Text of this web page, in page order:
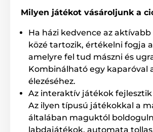
Alkalmas macskáknak és
Könnyen hozzáférhető elemek
Beépített érzékelők az akadályok
Korlátlan szórakozás
A termék hátrányai:
A csomag nem tartalmazza az elemet
Milyen játékot vásároljunk a
Ha házi kedvence az
közé tartozik, értékelni fogja
amelyre fel tud mászni és
Kombinálható egy kaparóval
élezéséhez.
Az interaktív játékok fejlesztik
Az ilyen típusú játékokkal a
általában maguktól
labdajátékok, automata